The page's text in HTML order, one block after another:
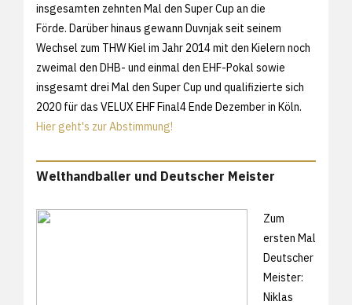
insgesamten zehnten Mal den Super Cup an die
Förde. Darüber hinaus gewann Duvnjak seit seinem
Wechsel zum THW Kiel im Jahr 2014 mit den Kielern noch
zweimal den DHB- und einmal den EHF-Pokal sowie
insgesamt drei Mal den Super Cup und qualifizierte sich
2020 für das VELUX EHF Final4 Ende Dezember in Köln.
Hier geht's zur Abstimmung!
Welthandballer und Deutscher Meister
Zum
ersten Mal
Deutscher
Meister:
Niklas